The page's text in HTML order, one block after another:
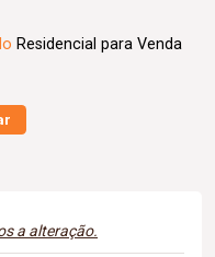
Residencial para Venda
a alteração.